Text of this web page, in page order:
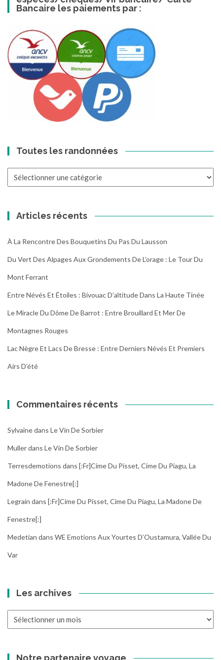
Bancaire les paiements par :
Toutes les randonnées
Articles récents
À La Rencontre Des Bouquetins Du Pas Du Lausson
Du Vert Des Alpages Aux Grondements De L’orage : Le Tour Du
Mont Ferrant
Entre Névés Et Étoiles : Bivouac D’altitude Dans La Haute Tinée
Le Miracle Du Dôme De Barrot : Entre Brouillard Et Mer De
Montagnes Rouges
Lac Nègre Et Lacs De Bresse : Entre Derniers Névés Et Premiers
Airs D’été
Commentaires récents
Sylvainedans Le Vin De Sorbier
Mullerdans Le Vin De Sorbier
Terresdemotions dans [:fr]Cime Du Pisset, Cime Du Piagu, La
Madone De Fenestre[:]
Legrain dans [:fr]Cime Du Pisset, Cime Du Piagu, La Madone De
Fenestre[:]
Medetian dans WE Emotions Aux Yourtes D’Oustamura, Vallée Du
Var
Les archives
Notre partenaire voyage